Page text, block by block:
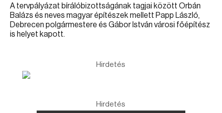
A tervpályázat bírálóbizottságának tagjai között Orbán
Balázs és neves magyar építészek mellett Papp László,
Debrecen polgármestere és Gábor István városi főépítész
is helyet kapott.
Hirdetés
Hirdetés